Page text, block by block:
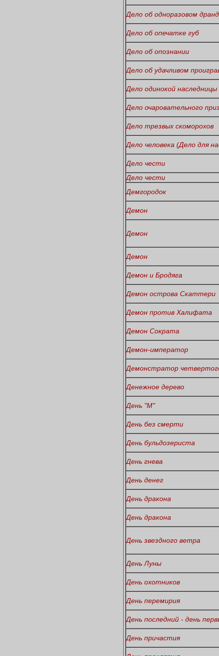
Дело об одноразовом
Дело об опечатке губ
Дело об опознании
Дело об удачливом
Дело одинокой наследницы
Дело очаровательного
Дело трезвых скоморохов
Дело человека (Дело для
Дело чести
Дело чести
Демгородок
Демон
Демон
Демон
Демон и Бродяга
Демон острова Скаттери
Демон против Халифата
Демон Сократа
Демон-император
Демонстратор
Денежное дерево
День "М"
День без смерти
День бульдозериста
День гнева
День денег
День дракона
День дракона
День звездного ветра
День Луны
День охотников
День перемирия
День последний - день
День причастия